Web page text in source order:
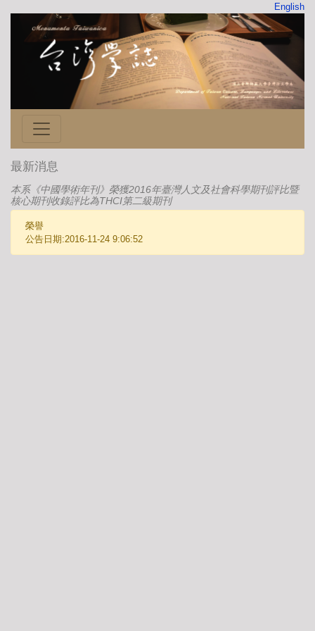
English
最新消息
本系《中國學術年刊》榮獲2016年臺灣人文及社會科學期刊評比暨
核心期刊收錄評比為THCI第二級期刊
榮譽
公告日期:2016-11-24 9:06:52